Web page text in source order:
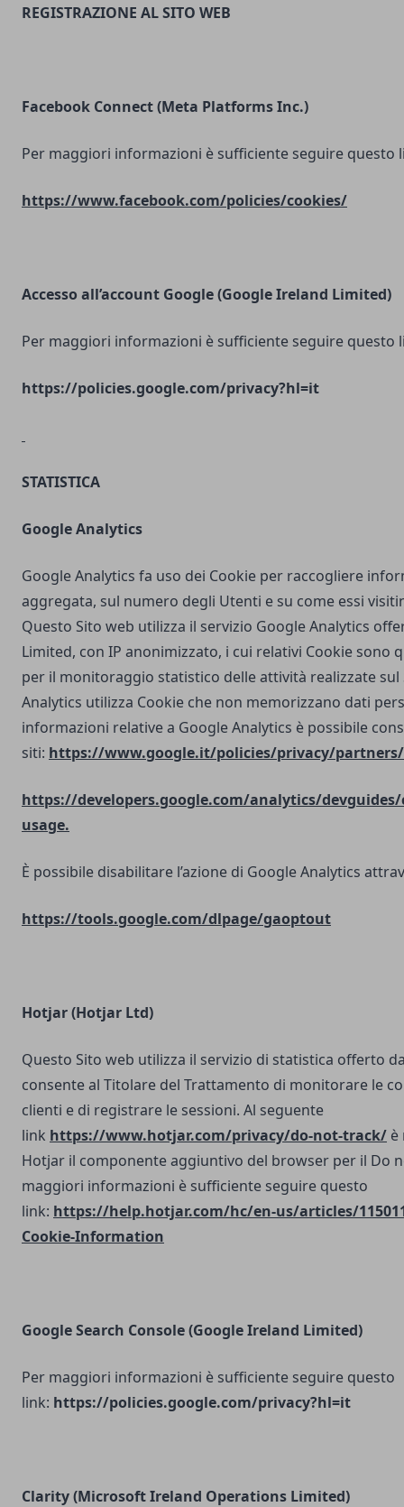
REGISTRAZIONE AL SITO WEB
Facebook Connect (Meta Platforms Inc.)
Per maggiori informazioni è sufficiente seguire questo
https://www.facebook.com/policies/cookies/
Accesso all’account Google (Google Ireland Limited)
Per maggiori informazioni è sufficiente seguire questo
https://policies.google.com/privacy?hl=it
STATISTICA
Google Analytics
Google Analytics fa uso dei Cookie per raccogliere
aggregata, sul numero degli Utenti e su come essi
Questo Sito web utilizza il servizio Google Analytics
Limited, con IP anonimizzato, i cui relativi Cookie sono
per il monitoraggio statistico delle attività realizzate sul
Analytics utilizza Cookie che non memorizzano dati
informazioni relative a Google Analytics è possibile
siti: https://www.google.it/policies/privacy/partners/
https://developers.google.com/analytics/
usage.
È possibile disabilitare l’azione di Google Analytics
https://tools.google.com/dlpage/gaoptout
Hotjar (Hotjar Ltd)
Questo Sito web utilizza il servizio di statistica offerto
consente al Titolare del Trattamento di monitorare le
clienti e di registrare le sessioni. Al seguente
link https://www.hotjar.com/privacy/do-not-track/ è
Hotjar il componente aggiuntivo del browser per il Do
maggiori informazioni è sufficiente seguire questo
link: https://help.hotjar.com/hc/en-us/articles/
Cookie-Information
Google Search Console(Google Ireland Limited)
Per maggiori informazioni è sufficiente seguire questo
link: https://policies.google.com/privacy?hl=it
Clarity (Microsoft Ireland Operations Limited)